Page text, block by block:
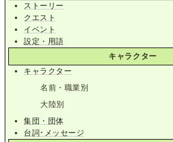
ストーリー
クエスト
イベント
設定・用語
キャラクター
キャラクター
名前・職業別
大陸別
集団・団体
台詞･メッセージ